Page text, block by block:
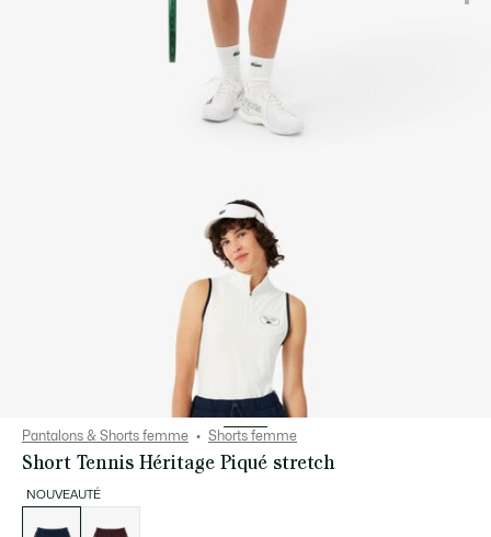
Pantalons & Shorts femme Shorts femme
Short Tennis Héritage Piqué stretch
NOUVEAUTÉ
déclinaisons